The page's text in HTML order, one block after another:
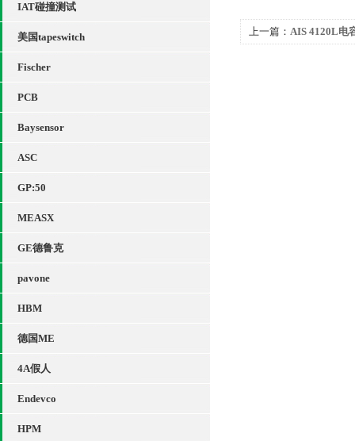
IAT碰撞测试
美国tapeswitch
Fischer
PCB
Baysensor
ASC
GP:50
MEASX
GE德鲁克
pavone
HBM
德国ME
4A假人
Endevco
HPM
上一篇： AIS 4120L电